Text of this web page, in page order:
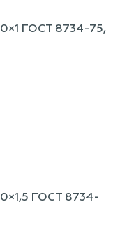
ГОСТ 8734-75,
ГОСТ 8734-